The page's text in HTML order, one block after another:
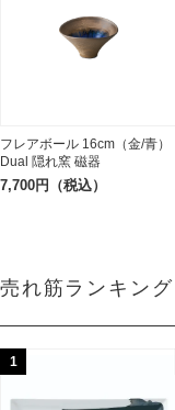
フレアボール 16cm（金/青）
Dual 隠れ窯 磁器
7,700円（税込）
売れ筋ランキング
1